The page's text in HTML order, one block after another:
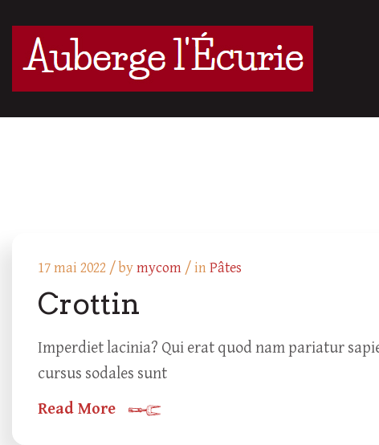
17 mai 2022 /bymycom / inPâtes
Crottin
Imperdiet lacinia? Qui erat quod nam pariatur
cursus sodales sunt
Read More